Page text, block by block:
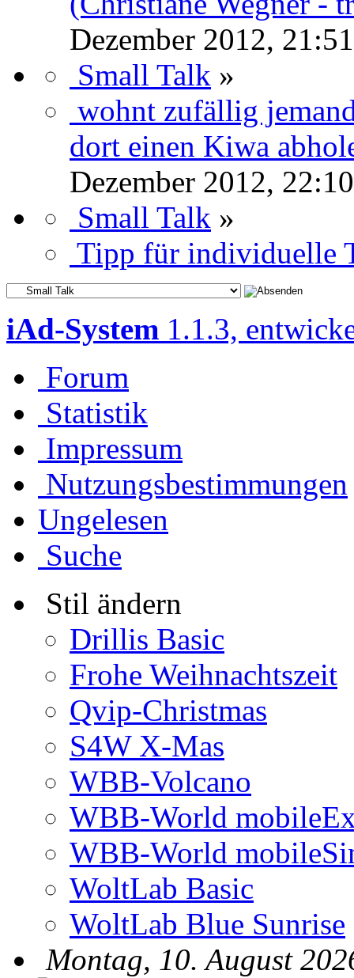
Dezember 2012,
Small Talk »
wohnt zufällig
dort einen Kiwa
Dezember 2012,
Small Talk »
Tipp für individuelle
iAd-System 1.1.3,
Forum
Statistik
Impressum
Nutzungsbestimmungen
Ungelesen
Suche
Stil ändern
Drillis Basic
Frohe Weihnachtszeit
Qvip-Christmas
S4W X-Mas
WBB-Volcano
WBB-World
WBB-World
WoltLab Basic
WoltLab Blue Sunrise
Montag, 10. August